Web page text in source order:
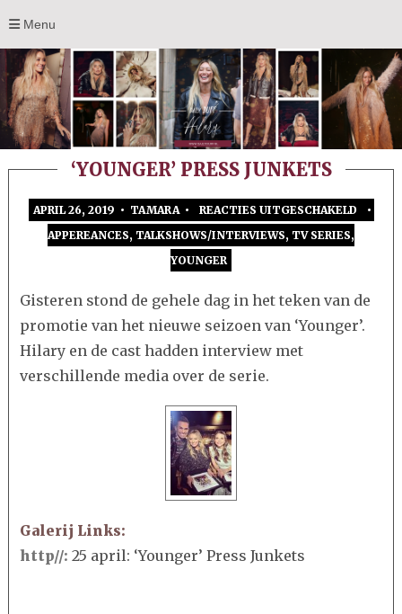
Menu
‘YOUNGER’ PRESS JUNKETS
APRIL 26, 2019 • TAMARA • REACTIES UITGESCHAKELD
VOOR
•
APPEREANCES, TALKSHOWS/INTERVIEWS, TV SERIES,
YOUNGER
Gisteren stond de gehele dag in het teken van de
promotie van het nieuwe seizoen van ‘Younger’.
Hilary en de cast hadden interview met
verschillende media over de serie.
Galerij Links:
http//:25 april: ‘Younger’ Press Junkets